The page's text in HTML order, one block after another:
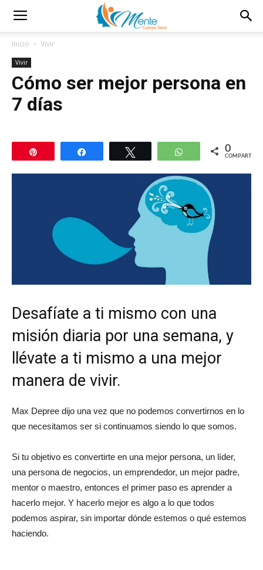
Inicio Vivir
Vivir
Cómo ser mejor persona en
7 días
Compartir WhatsApp
0
COMPARTIR
Desafíate a ti mismo con una
misión diaria por una semana, y
llévate a ti mismo a una mejor
manera de vivir.
Max Depree dijo una vez que no podemos convertirnos en lo
que necesitamos ser si continuamos siendo lo que somos.
Si tu objetivo es convertirte en una mejor persona, un líder,
una persona de negocios, un emprendedor, un mejor padre,
mentor o maestro, entonces el primer paso es aprender a
hacerlo mejor. Y hacerlo mejor es algo a lo que todos
podemos aspirar, sin importar dónde estemos o qué estemos
haciendo.